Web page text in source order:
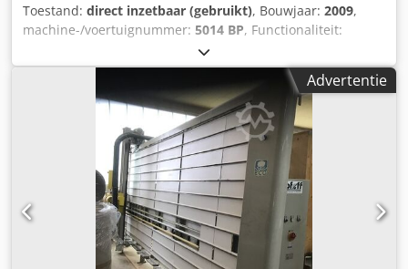
Toestand: direct inzetbaar (gebruikt), Bouwjaar: 2009,
machine-/voertuignummer: 5014 BP, Functionaliteit:
, snijhoogte (max.):
zaagblad diameter:250 mm, leeggewicht:500 kg,
, Geen minimumprijs - gegarandeerde
verkoop aan het hoogste bod! TECHNISCHE DETAILS Max.
zaaghoogte verticaal: 1.600 mm Max. zaaghoogte
horizontaal: 1.550 mm Max. zaagdiepte: 55 mm Max.
zaagblad diameter: 250 mm Asgat zaagblad: 30 mm Cjdpfx
Ajzdzy Rohusha MACHINEGEGEVENS Spanning: 400 V
Stroomverbruik: 6,6 A Zekering: 16 A Vermogen: 3,0 kW
Afmetingen & Gewicht Afmetingen (L x B x H): 4.200 x 1.200
x 2.450 mm Gewicht: 500 kg Transportpakketten: 1
UITRUSTING Horizontaal zagen Verticaal zagen
Advertentie